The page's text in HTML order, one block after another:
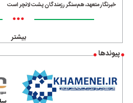
خبرنگار متعهد، هم‌سنگر رزمندگان پشت لانچر است
•••
بیشتر
پیوندها